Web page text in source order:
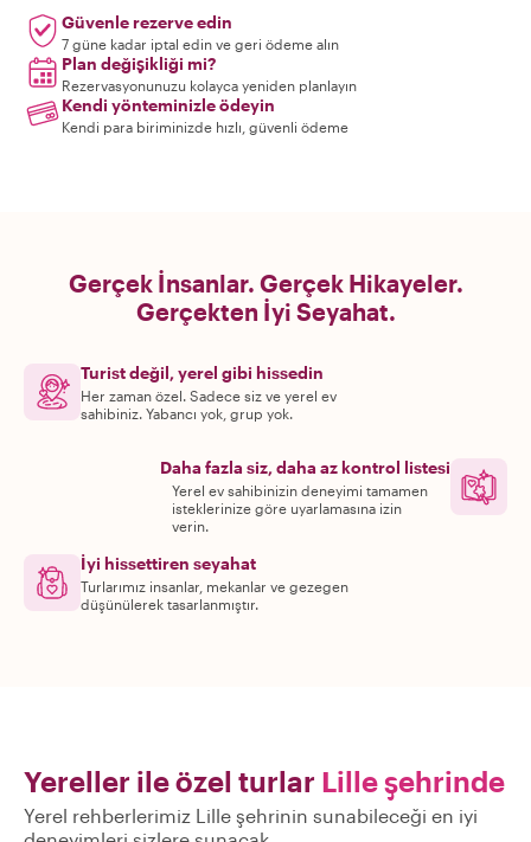
Güvenle rezerve edin
7 güne kadar iptal edin ve geri ödeme alın
Plan değişikliği mi?
Rezervasyonunuzu kolayca yeniden planlayın
Kendi yönteminizle ödeyin
Kendi para biriminizde hızlı, güvenli ödeme
Gerçek İnsanlar. Gerçek Hikayeler.
Gerçekten İyi Seyahat.
Turist değil, yerel gibi hissedin
Her zaman özel. Sadece siz ve yerel ev
sahibiniz. Yabancı yok, grup yok.
Daha fazla siz, daha az kontrol listesi
Yerel ev sahibinizin deneyimi tamamen
isteklerinize göre uyarlamasına izin
verin.
İyi hissettiren seyahat
Turlarımız insanlar, mekanlar ve gezegen
düşünülerek tasarlanmıştır.
Yereller ile özel turlar Lille şehrinde
Yerel rehberlerimiz Lille şehrinin sunabileceği en iyi